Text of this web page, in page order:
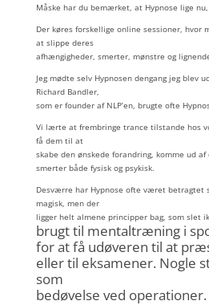
Måske har du bemærket, at Hypnose lige
Der køres forskellige online sessioner, hvor
at slippe deres
afhængigheder, smerter, mønstre og
Jeg mødte selv Hypnosen dengang jeg blev
Richard Bandler,
som er founder af NLP’en, brugte ofte
Vi lærte at frembringe trance tilstande hos
få dem til at
skabe den ønskede forandring, komme ud
smerter både fysisk og psykisk.
Desværre har Hypnose ofte været betragtet
magisk, men der
ligger helt almene principper bag, som slet
brugt til mentaltræning i
for at få udøveren til at
eller til eksamener. Nogle
som
bedøvelse ved operationer.